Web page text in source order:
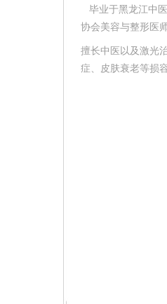
毕业于黑龙江中
协会美容与整形医
擅长中医以及激光
症、皮肤衰老等损